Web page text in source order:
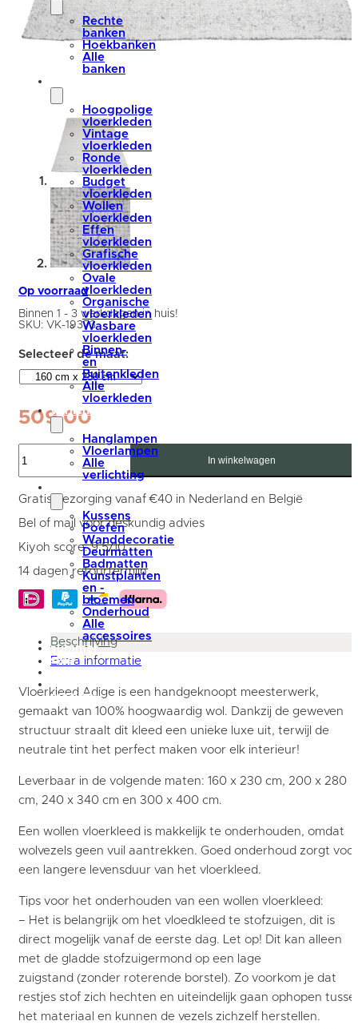
Rechte
banken
Hoekbanken
Alle
banken
Hoogpolige
vloerkleden
Vintage
vloerkleden
Ronde
vloerkleden
Budget
vloerkleden
Wollen
vloerkleden
Effen
vloerkleden
Grafische
vloerkleden
Ovale
vloerkleden
Organische
vloerkleden
Wasbare
vloerkleden
Binnen-
en
Buitenkleden
Alle
vloerkleden
verlichting
Hanglampen
Vloerlampen
Alle
verlichting
Kussens
Poefen
Wanddecoratie
Deurmatten
Badmatten
Kunstplanten
en -
bloemen
Onderhoud
Alle
accessoires
summer
sale
Mijn
account
Op voorraad
Binnen 1 - 3 werkdagen in huis!
SKU: VK-19373
509,00
Vloerkleed
Adige
Cream/Grey
160
230
aantal
In winkelwagen
Gratis bezorging vanaf €40 in Nederland en België
Bel of mail voor deskundig advies
Kiyoh score: 9,5/10
14 dagen retourtermijn
Beschrijving
Extra informatie
Vloerkleed Adige is een handgeknoopt meesterwerk,
gemaakt van 100% hoogwaardig wol. Dankzij de geweven
structuur straalt dit kleed een unieke luxe uit, terwijl de
neutrale tint het perfect maken voor elk interieur!
Leverbaar in de volgende maten: 160 x 230 cm, 200 x 280
cm, 240 x 340 cm en 300 x 400 cm.
Een wollen vloerkleed is makkelijk te onderhouden, omdat
wolvezels geen vuil aantrekken. Goed onderhoud zorgt voor
een langere levensduur van het vloerkleed.
Tips voor het onderhouden van een wollen vloerkleed:
– Het is belangrijk om het vloedkleed te stofzuigen, dit is
direct mogelijk vanaf de eerste dag. Let op! Dit kan alleen
met de gladde stofzuigermond op een lage
zuigstand (zonder roterende borstel). Zo voorkom je dat
restjes stof zich hechten en uiteindelijk gaan ophopen
het materiaal en kunnen de vezels zichzelf herstellen.